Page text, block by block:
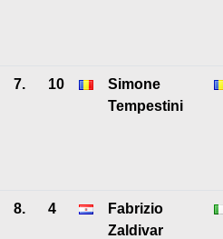
7. 10
Simone
Tempestini
8. 4
Fabrizio
Zaldivar